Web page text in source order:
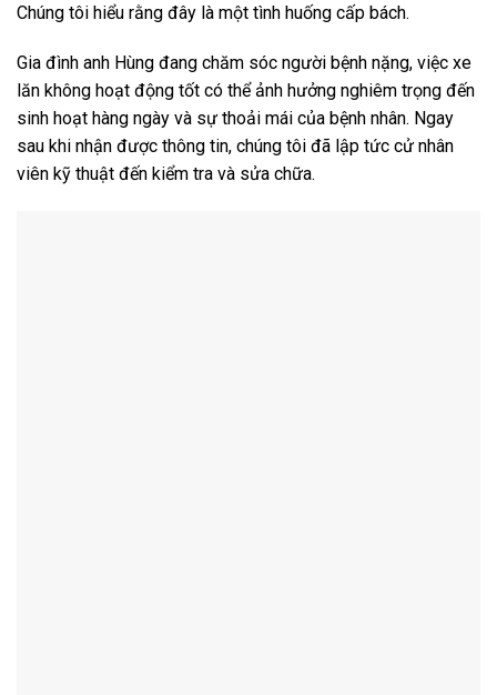
Chúng tôi hiểu rằng đây là một tình huống cấp bách.
Gia đình anh Hùng đang chăm sóc người bệnh nặng, việc xe
lăn không hoạt động tốt có thể ảnh hưởng nghiêm trọng đến
sinh hoạt hàng ngày và sự thoải mái của bệnh nhân. Ngay
sau khi nhận được thông tin, chúng tôi đã lập tức cử nhân
viên kỹ thuật đến kiểm tra và sửa chữa.